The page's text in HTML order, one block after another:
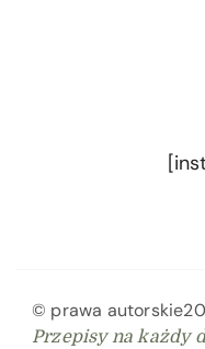
© prawa
Przepisy na każdy